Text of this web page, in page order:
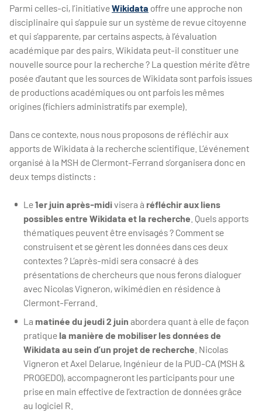
Parmi celles-ci, l’initiativeWikidata offre une approche non
disciplinaire qui s’appuie sur un système de revue citoyenne
et qui s’apparente, par certains aspects, à l’évaluation
académique par des pairs. Wikidata peut-il constituer une
nouvelle source pour la recherche ? La question mérite d’être
posée d’autant que les sources de Wikidata sont parfois issues
de productions académiques ou ont parfois les mêmes
origines (fichiers administratifs par exemple).
Dans ce contexte, nous nous proposons de réfléchir aux
apports de Wikidata à la recherche scientifique. L’événement
organisé à la MSH de Clermont-Ferrand s’organisera donc en
deux temps distincts :
Le1er juin après-midivisera à réfléchir aux liens
possibles entre Wikidata et la recherche . Quels apports
thématiques peuvent être envisagés ? Comment se
construisent et se gèrent les données dans ces deux
contextes ? L’après-midi sera consacré à des
présentations de chercheurs que nous ferons dialoguer
avec Nicolas Vigneron, wikimédien en résidence à
Clermont-Ferrand.
La matinée du jeudi 2 juin abordera quant à elle de façon
pratique la manière de mobiliser les données de
Wikidata au sein d’un projet de recherche . Nicolas
Vigneron et Axel Delarue, Ingénieur de la PUD-CA (MSH &
PROGEDO), accompagneront les participants pour une
prise en main effective de l’extraction de données grâce
au logiciel R.